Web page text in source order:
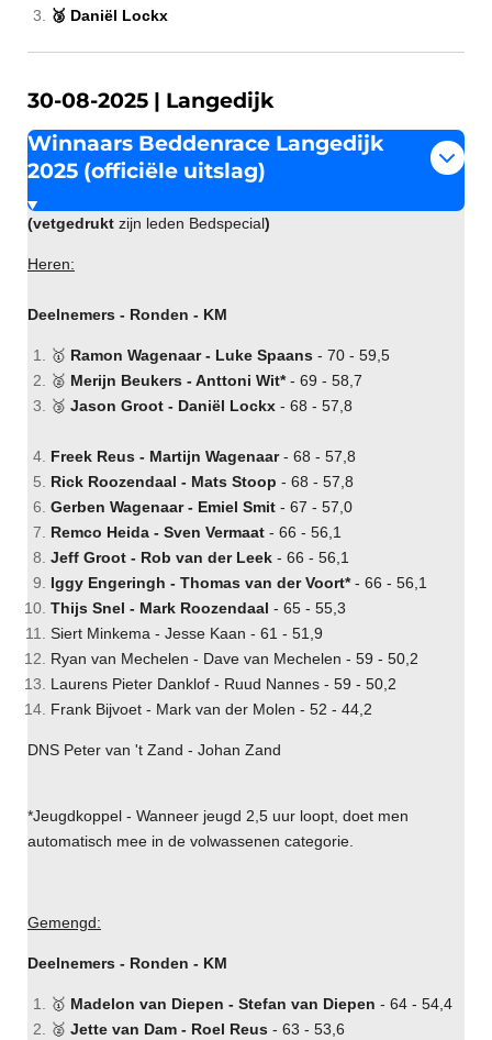
🥉 Daniël Lockx
30-08-2025 | Langedijk
Winnaars Beddenrace Langedijk
2025 (officiële uitslag)
(vetgedrukt zijn leden Bedspecial)
Heren:
Deelnemers - Ronden - KM
🥇 Ramon Wagenaar - Luke Spaans - 70 - 59,5
🥈 Merijn Beukers - Anttoni Wit*- 69 - 58,7
🥉 Jason Groot - Daniël Lockx - 68 - 57,8
Freek Reus - Martijn Wagenaar- 68 - 57,8
Rick Roozendaal - Mats Stoop - 68 - 57,8
Gerben Wagenaar - Emiel Smit - 67 - 57,0
Remco Heida - Sven Vermaat - 66 - 56,1
Jeff Groot - Rob van der Leek - 66 - 56,1
Iggy Engeringh - Thomas van der Voort*- 66 - 56,1
Thijs Snel - Mark Roozendaal - 65 - 55,3
Siert Minkema - Jesse Kaan - 61 - 51,9
Ryan van Mechelen - Dave van Mechelen - 59 - 50,2
Laurens Pieter Danklof - Ruud Nannes - 59 - 50,2
Frank Bijvoet - Mark van der Molen - 52 - 44,2
DNS Peter van 't Zand - Johan Zand
*Jeugdkoppel - Wanneer jeugd 2,5 uur loopt, doet men
automatisch mee in de volwassenen categorie.
Gemengd:
Deelnemers - Ronden - KM
🥇 Madelon van Diepen - Stefan van Diepen - 64 - 54,4
🥈 Jette van Dam - Roel Reus - 63 - 53,6